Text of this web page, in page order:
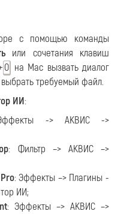
с помощью команды
или сочетания клавиш
O на Mac вызвать диалог
требуемый файл.
ИИ:
-> АКВИС ->
: Фильтр –> АКВИС –>
: Эффекты –> Плагины -
ИИ;
: Эффекты –> АКВИС –>